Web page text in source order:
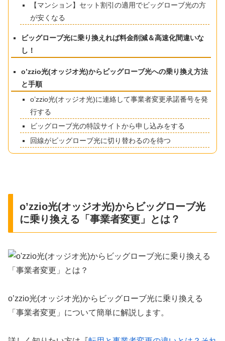
【マンション】セット割引の適用でビッグローブ光の方
が安くなる
ビッグローブ光に乗り換えれば料金削減＆高速化間違いな
し！
o’zzio光(オッジオ光)からビッグローブ光への乗り換え方法
と手順
o’zzio光(オッジオ光)に連絡して事業者変更承諾番号を発
行する
ビッグローブ光の特設サイトから申し込みをする
回線がビッグローブ光に切り替わるのを待つ
o’zzio光(オッジオ光)からビッグローブ光
に乗り換える「事業者変更」とは？
o’zzio光(オッジオ光)からビッグローブ光に乗り換える
「事業者変更」について簡単に解説します。